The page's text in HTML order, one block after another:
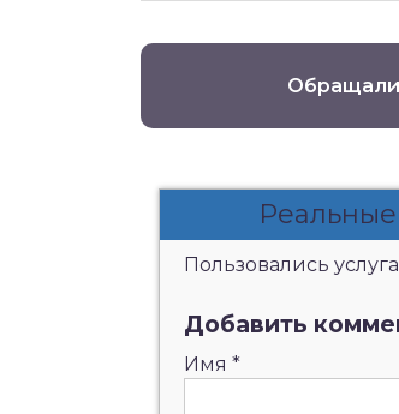
Пользовались
Добавить
Имя *